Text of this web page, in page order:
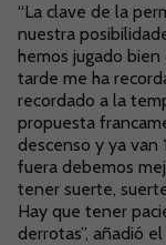
“La clave de la
nuestra
hemos jugado
tarde me ha
recordado a la
propuesta
descenso y ya van
fuera debemos
tener suerte,
Hay que tener
derrotas”, añadió